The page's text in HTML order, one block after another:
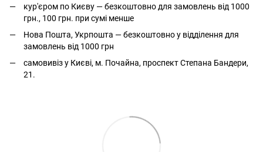
кур'єром по Києву — безкоштовно для замовлень від 1000
грн., 100 грн. при сумі менше
Нова Пошта, Укрпошта — безкоштовно у відділення для
замовлень від 1000 грн
самовивіз у Києві, м. Почайна, проспект Степана Бандери,
21.